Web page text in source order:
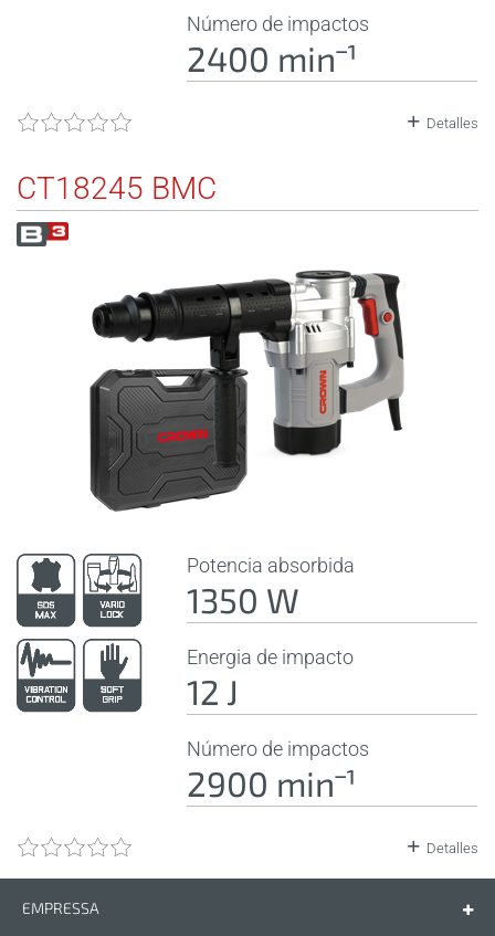
Número de impactos
2400 minˉ¹
Detalles
CT18245 BMC
Potencia absorbida
1350 W
Energia de impacto
12 J
Número de impactos
2900 minˉ¹
Detalles
EMPRESSA